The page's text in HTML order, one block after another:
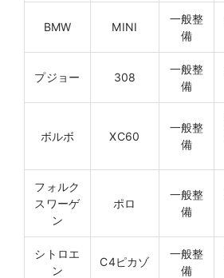
BMW MINI
一般整
備
プジョー 308
一般整
備
ボルボ XC60
一般整
備
フォルク
スワーゲ
ン
ポロ
一般整
備
シトロエ
ン
C4ピカゾ
一般整
備